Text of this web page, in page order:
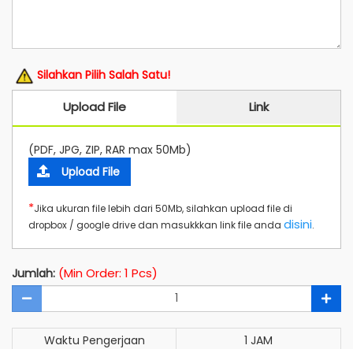
Silahkan Pilih Salah Satu!
Upload File Link
(PDF, JPG, ZIP, RAR max 50Mb)
Upload File
*Jika ukuran file lebih dari 50Mb, silahkan upload file di
dropbox / google drive dan masukkkan link file anda disini.
Jumlah: (Min Order: 1 Pcs)
Waktu Pengerjaan
1 JAM